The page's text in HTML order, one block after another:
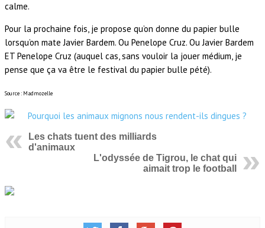
calme.
Pour la prochaine fois, je propose qu’on donne du papier bulle
lorsqu’on mate Javier Bardem. Ou Penelope Cruz. Ou Javier Bardem
ET Penelope Cruz (auquel cas, sans vouloir la jouer médium, je
pense que ça va être le festival du papier bulle pété).
Source : Madmozelle
Les chats tuent des milliards
d'animaux
L'odyssée de Tigrou, le chat qui
aimait trop le football